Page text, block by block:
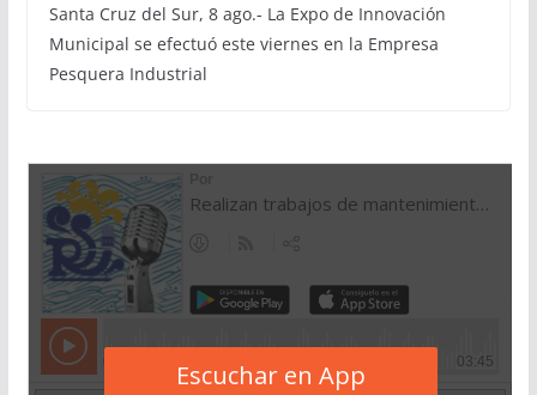
Santa Cruz del Sur, 8 ago.- La Expo de Innovación
Municipal se efectuó este viernes en la Empresa
Pesquera Industrial